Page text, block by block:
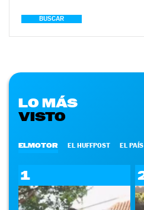
BUSCAR
LO MÁS
VISTO
ELMOTOR EL HUFFPOST EL PAÍS
1